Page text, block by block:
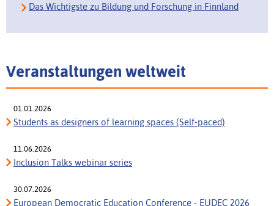
Das Wichtigste zu Bildung und Forschung in Finnland
Veranstaltungen weltweit
01.01.2026
Students as designers of learning spaces (Self-paced)
11.06.2026
Inclusion Talks webinar series
30.07.2026
European Democratic Education Conference - EUDEC 2026